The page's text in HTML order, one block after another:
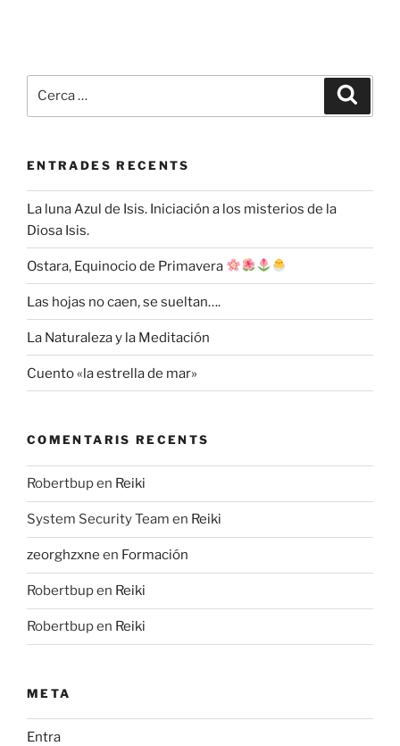
ENTRADES RECENTS
La luna Azul de Isis. Iniciación a los misterios de la
Diosa Isis.
Ostara, Equinocio de Primavera
Las hojas no caen, se sueltan….
La Naturaleza y la Meditación
Cuento «la estrella de mar»
COMENTARIS RECENTS
Robertbupen Reiki
System Security Team en Reiki
zeorghzxne en Formación
Robertbupen Reiki
Robertbupen Reiki
META
Entra